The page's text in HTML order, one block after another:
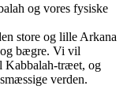
og vores fysiske
store og lille Arkana
bægre. Vi vil
Kabbalah-træet, og
verden.